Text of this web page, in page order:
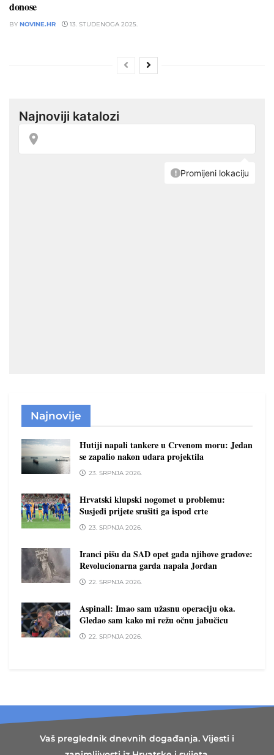
donose
BY NOVINE.HR 13. STUDENOGA 2025.
Najnovije
Hutiji napali tankere u Crvenom moru: Jedan
se zapalio nakon udara projektila
23. SRPNJA 2026.
Hrvatski klupski nogomet u problemu:
Susjedi prijete srušiti ga ispod crte
23. SRPNJA 2026.
Iranci pišu da SAD opet gađa njihove gradove:
Revolucionarna garda napala Jordan
22. SRPNJA 2026.
Aspinall: Imao sam užasnu operaciju oka.
Gledao sam kako mi režu očnu jabučicu
22. SRPNJA 2026.
Vaš preglednik dnevnih događanja. Vijesti i